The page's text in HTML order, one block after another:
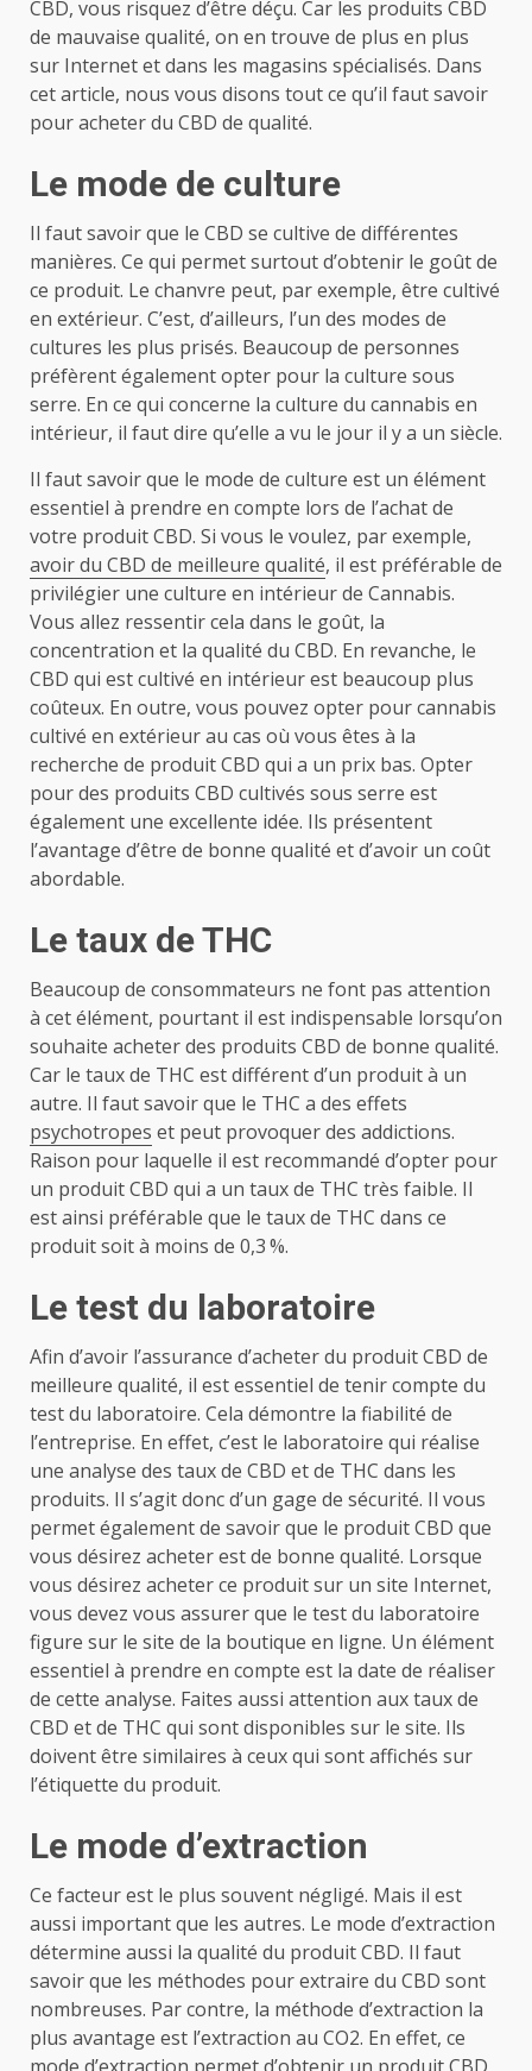
CBD, vous risquez d’être déçu. Car les produits CBD
de mauvaise qualité, on en trouve de plus en plus
sur Internet et dans les magasins spécialisés. Dans
cet article, nous vous disons tout ce qu’il faut savoir
pour acheter du CBD de qualité.
Le mode de culture
Il faut savoir que le CBD se cultive de différentes
manières. Ce qui permet surtout d’obtenir le goût de
ce produit. Le chanvre peut, par exemple, être cultivé
en extérieur. C’est, d’ailleurs, l’un des modes de
cultures les plus prisés. Beaucoup de personnes
préfèrent également opter pour la culture sous
serre. En ce qui concerne la culture du cannabis en
intérieur, il faut dire qu’elle a vu le jour il y a un siècle.
Il faut savoir que le mode de culture est un élément
essentiel à prendre en compte lors de l’achat de
votre produit CBD. Si vous le voulez, par exemple,
avoir du CBD de meilleure qualité, il est préférable de
privilégier une culture en intérieur de Cannabis.
Vous allez ressentir cela dans le goût, la
concentration et la qualité du CBD. En revanche, le
CBD qui est cultivé en intérieur est beaucoup plus
coûteux. En outre, vous pouvez opter pour cannabis
cultivé en extérieur au cas où vous êtes à la
recherche de produit CBD qui a un prix bas. Opter
pour des produits CBD cultivés sous serre est
également une excellente idée. Ils présentent
l’avantage d’être de bonne qualité et d’avoir un coût
abordable.
Le taux de THC
Beaucoup de consommateurs ne font pas attention
à cet élément, pourtant il est indispensable lorsqu’on
souhaite acheter des produits CBD de bonne qualité.
Car le taux de THC est différent d’un produit à un
autre. Il faut savoir que le THC a des effets
psychotropes et peut provoquer des addictions.
Raison pour laquelle il est recommandé d’opter pour
un produit CBD qui a un taux de THC très faible. Il
est ainsi préférable que le taux de THC dans ce
produit soit à moins de 0,3 %.
Le test du laboratoire
Afin d’avoir l’assurance d’acheter du produit CBD de
meilleure qualité, il est essentiel de tenir compte du
test du laboratoire. Cela démontre la fiabilité de
l’entreprise. En effet, c’est le laboratoire qui réalise
une analyse des taux de CBD et de THC dans les
produits. Il s’agit donc d’un gage de sécurité. Il vous
permet également de savoir que le produit CBD que
vous désirez acheter est de bonne qualité. Lorsque
vous désirez acheter ce produit sur un site Internet,
vous devez vous assurer que le test du laboratoire
figure sur le site de la boutique en ligne. Un élément
essentiel à prendre en compte est la date de réaliser
de cette analyse. Faites aussi attention aux taux de
CBD et de THC qui sont disponibles sur le site. Ils
doivent être similaires à ceux qui sont affichés sur
l’étiquette du produit.
Le mode d’extraction
Ce facteur est le plus souvent négligé. Mais il est
aussi important que les autres. Le mode d’extraction
détermine aussi la qualité du produit CBD. Il faut
savoir que les méthodes pour extraire du CBD sont
nombreuses. Par contre, la méthode d’extraction la
plus avantage est l’extraction au CO2. En effet, ce
mode d’extraction permet d’obtenir un produit CBD